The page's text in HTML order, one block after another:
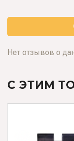
Нет отзывов о
С ЭТИМ